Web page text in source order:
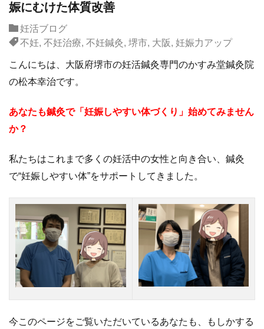
娠にむけた体質改善
妊活ブログ
不妊, 不妊治療, 不妊鍼灸, 堺市, 大阪, 妊娠力アップ
こんにちは、大阪府堺市の妊活鍼灸専門のかすみ堂鍼灸院
の松本幸治です。
あなたも鍼灸で「妊娠しやすい体づくり」始めてみません
か？
私たちはこれまで多くの妊活中の女性と向き合い、鍼灸
で“妊娠しやすい体”をサポートしてきました。
今このページをご覧いただいているあなたも、もしかする